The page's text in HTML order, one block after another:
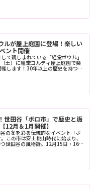
ルが屋上庭園に登場！楽しい
ント開催
て親しまれている「経堂ボウル」
土）に経堂コルティ屋上庭園で楽
します！30年以上の歴史を持つボ
世田谷「ボロ市」で歴史と賑
12月＆1月開催】
の冬を彩る伝統的なイベント「ボ
この市は安土桃山時代に始まり、
世田谷の風物詩。12月15日・16日